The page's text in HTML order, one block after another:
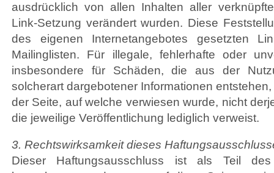
ausdrücklich von allen Inhalten aller
Link-Setzung verändert wurden. Diese
des eigenen Internetangebotes gesetzten
Mailinglisten. Für illegale, fehlerhafte oder
insbesondere für Schäden, die aus der
solcherart dargebotener Informationen
der Seite, auf welche verwiesen wurde, nicht
die jeweilige Veröffentlichung lediglich verweist.
3. Rechtswirksamkeit dieses
Dieser Haftungsausschluss ist als Teil